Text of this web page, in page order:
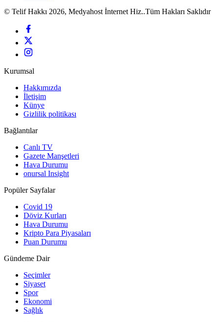
© Telif Hakkı 2026, Medyahost İnternet Hiz..Tüm Hakları Saklıdır
Kurumsal
Hakkımızda
İletişim
Künye
Gizlilik politikası
Bağlantılar
Canlı TV
Gazete Manşetleri
Hava Durumu
onursal Insight
Popüler Sayfalar
Covid 19
Döviz Kurları
Hava Durumu
Kripto Para Piyasaları
Puan Durumu
Gündeme Dair
Seçimler
Siyaset
Spor
Ekonomi
Sağlık